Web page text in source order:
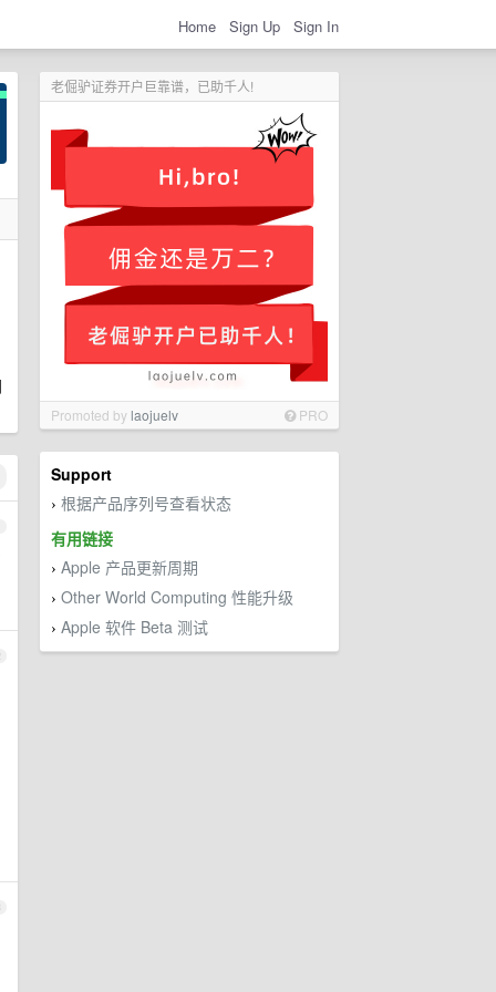
Home Sign Up Sign In
老倔驴证券开户巨靠谱，已助千人!
Promoted bylaojuelv PRO
Support
› 根据产品序列号查看状态
有用链接
› Apple 产品更新周期
› Other World Computing 性能升级
› Apple 软件 Beta 测试